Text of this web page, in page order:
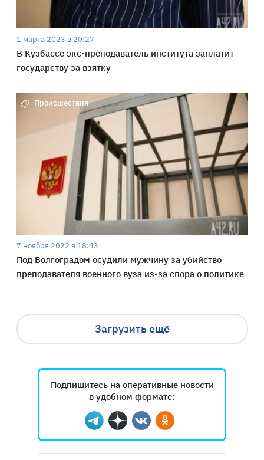
1 марта 2023 в 20:27
В Кузбассе экс-преподаватель института заплатит
государству за взятку
Происшествия
7 ноября 2022 в 18:43
Под Волгоградом осудили мужчину за убийство
преподавателя военного вуза из-за спора о политике
Загрузить ещё
Подпишитесь на оперативные новости
в удобном формате:
Telegram
ДзенВконтактеОдноклассники